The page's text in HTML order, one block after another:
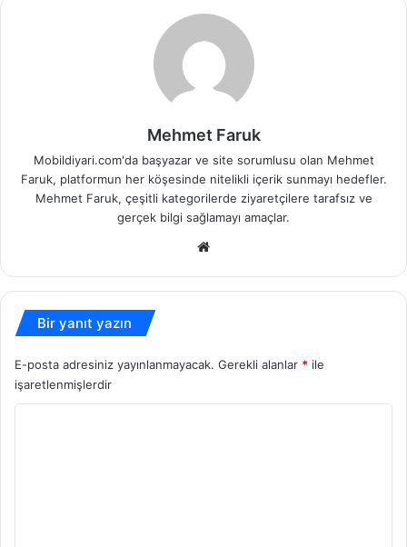
Mehmet Faruk
Mobildiyari.com'da başyazar ve site sorumlusu olan Mehmet
Faruk, platformun her köşesinde nitelikli içerik sunmayı hedefler.
Mehmet Faruk, çeşitli kategorilerde ziyaretçilere tarafsız ve
gerçek bilgi sağlamayı amaçlar.
Bir yanıt yazın
E-posta adresiniz yayınlanmayacak. Gerekli alanlar * ile
işaretlenmişlerdir